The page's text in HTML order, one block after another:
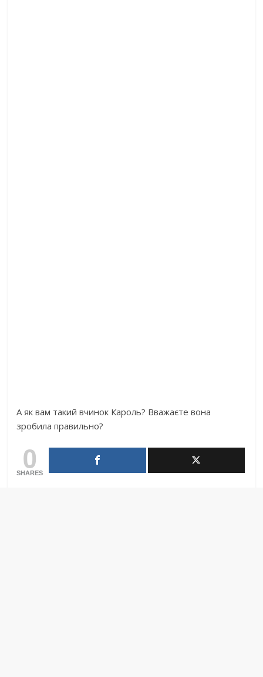
А як вам такий вчинок Кароль? Вважаєте вона
зробила правильно?
0
SHARES